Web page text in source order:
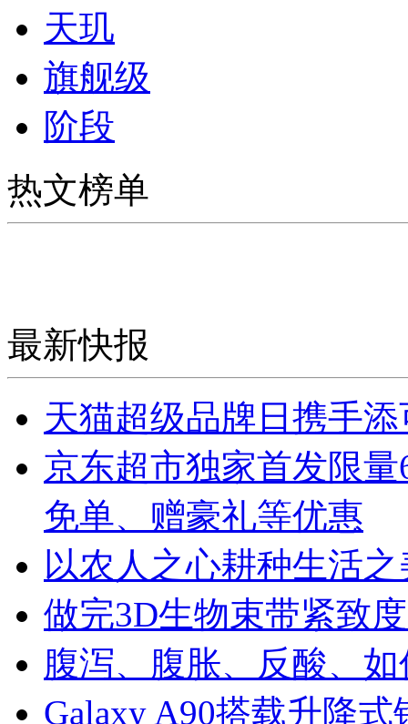
天玑
旗舰级
阶段
热文榜单
最新快报
天猫超级品牌日携手
京东超市独家首发限
免单、赠豪礼等优惠
以农人之心耕种生活
做完3D生物束带紧致
腹泻、腹胀、反酸、
Galaxy A90搭载升降